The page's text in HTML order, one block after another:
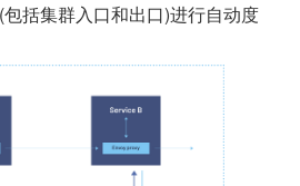
括集群入口和出口)进行自动度